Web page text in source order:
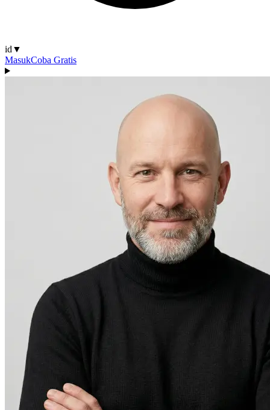
id ▼
MasukCoba Gratis